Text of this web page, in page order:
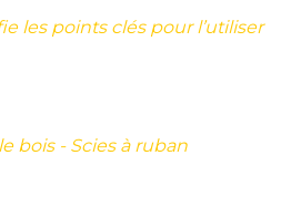
les points clés pour l’utiliser
bois - Scies à ruban